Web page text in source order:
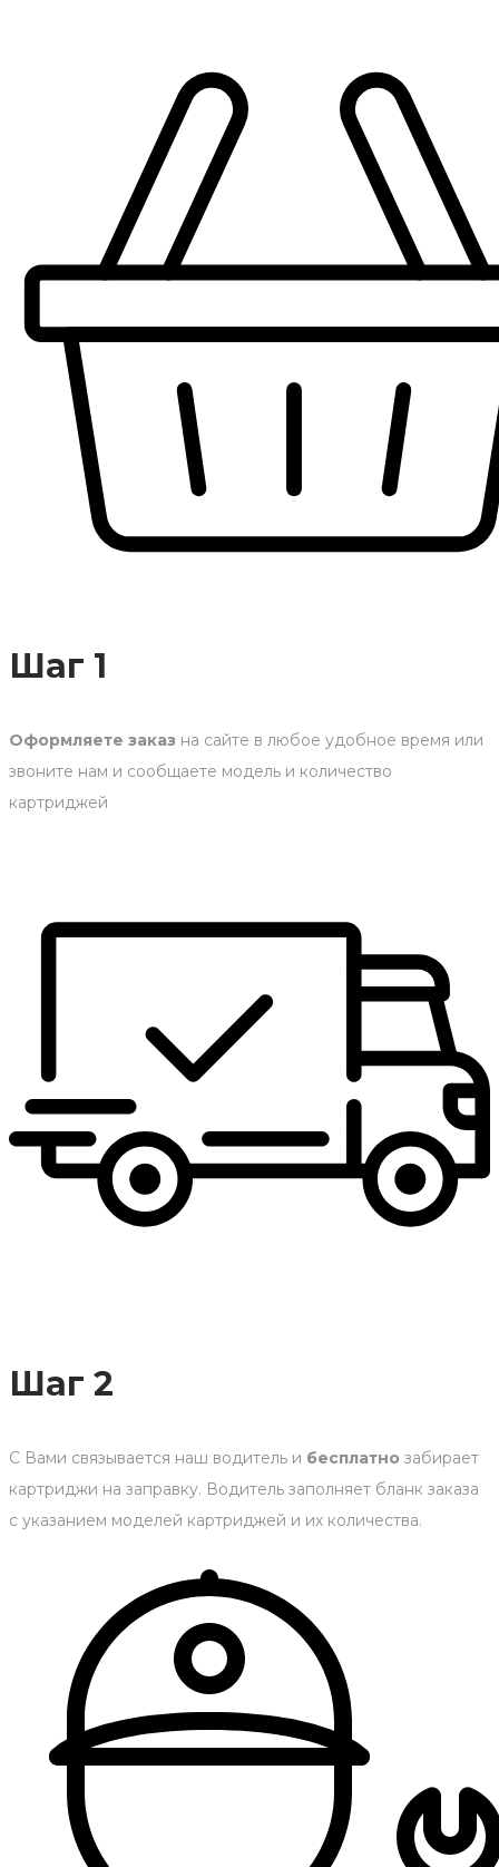
Шаг 1
Оформляете заказ на сайте в любое удобное время или
звоните нам и сообщаете модель и количество
картриджей
Шаг 2
С Вами связывается наш водитель и бесплатно забирает
картриджи на заправку. Водитель заполняет бланк заказа
с указанием моделей картриджей и их количества.